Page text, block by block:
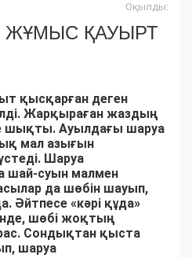
Оқылды:
ҚАУЫРТ
қысқарған деген
Жарқыраған жаздың
шықты. Ауылдағы шаруа
мал азығын
Шаруа
шай-суын малмен
да шөбін шауып,
Әйтпесе «кәрі құда»
шөбі жоқтың
Сондықтан қыста
шаруа